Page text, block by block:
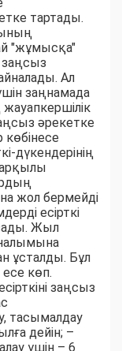
тартады.
"жұмысқа"
заңсыз
Ал
заңнамада
әрекетке
дүкендерінің
арқылы
жол бермейді
есірткі
Жыл
ұсталды. Бұл
көп.
заңсыз
тасымалдау
дейін; –
үшін – 6